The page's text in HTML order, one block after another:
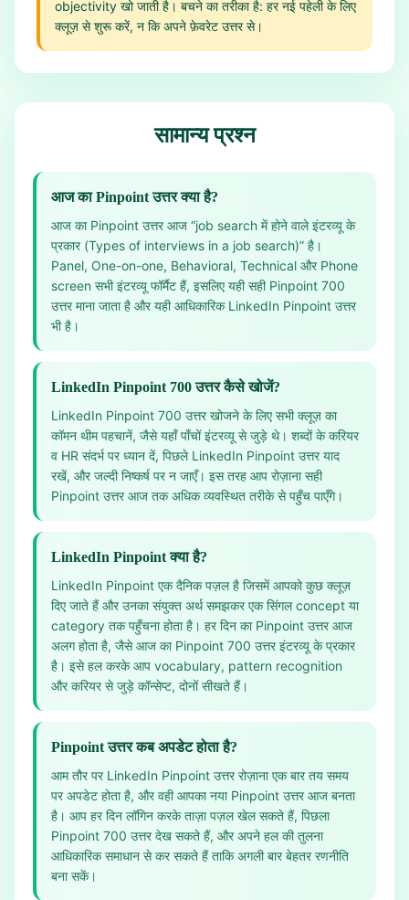
objectivity खो जाती है। बचने का तरीका है: हर नई पहेली के लिए
क्लूज़ से शुरू करें, न कि अपने फ़ेवरेट उत्तर से।
सामान्य प्रश्न
आज का Pinpoint उत्तर क्या है?
आज का Pinpoint उत्तर आज “job search में होने वाले इंटरव्यू के
प्रकार (Types of interviews in a job search)” है।
Panel, One-on-one, Behavioral, Technical और Phone
screen सभी इंटरव्यू फॉर्मैट हैं, इसलिए यही सही Pinpoint 700
उत्तर माना जाता है और यही आधिकारिक LinkedIn Pinpoint उत्तर
भी है।
LinkedIn Pinpoint 700 उत्तर कैसे खोजें?
LinkedIn Pinpoint 700 उत्तर खोजने के लिए सभी क्लूज़ का
कॉमन थीम पहचानें, जैसे यहाँ पाँचों इंटरव्यू से जुड़े थे। शब्दों के करियर
व HR संदर्भ पर ध्यान दें, पिछले LinkedIn Pinpoint उत्तर याद
रखें, और जल्दी निष्कर्ष पर न जाएँ। इस तरह आप रोज़ाना सही
Pinpoint उत्तर आज तक अधिक व्यवस्थित तरीके से पहुँच पाएँगे।
LinkedIn Pinpoint क्या है?
LinkedIn Pinpoint एक दैनिक पज़ल है जिसमें आपको कुछ क्लूज़
दिए जाते हैं और उनका संयुक्त अर्थ समझकर एक सिंगल concept या
category तक पहुँचना होता है। हर दिन का Pinpoint उत्तर आज
अलग होता है, जैसे आज का Pinpoint 700 उत्तर इंटरव्यू के प्रकार
है। इसे हल करके आप vocabulary, pattern recognition
और करियर से जुड़े कॉन्सेप्ट, दोनों सीखते हैं।
Pinpoint उत्तर कब अपडेट होता है?
आम तौर पर LinkedIn Pinpoint उत्तर रोज़ाना एक बार तय समय
पर अपडेट होता है, और वही आपका नया Pinpoint उत्तर आज बनता
है। आप हर दिन लॉगिन करके ताज़ा पज़ल खेल सकते हैं, पिछला
Pinpoint 700 उत्तर देख सकते हैं, और अपने हल की तुलना
आधिकारिक समाधान से कर सकते हैं ताकि अगली बार बेहतर रणनीति
बना सकें।